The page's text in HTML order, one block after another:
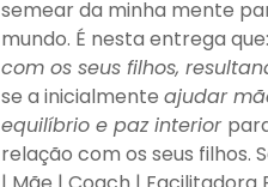
semear da minha mente
mundo. É nesta entrega que:
com os seus filhos,
se a inicialmente ajudar
equilíbrio e paz interior
relação com os seus filhos.